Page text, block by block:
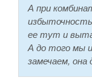
А при
ее тут и
А до того мы
замечаем, она